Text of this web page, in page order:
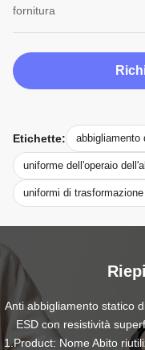
fornitura
Etichette: abbigliamento
uniforme dell'operaio
uniformi di
Anti abbigliamento statico
ESD con resistività
1.Product: Nome Abito